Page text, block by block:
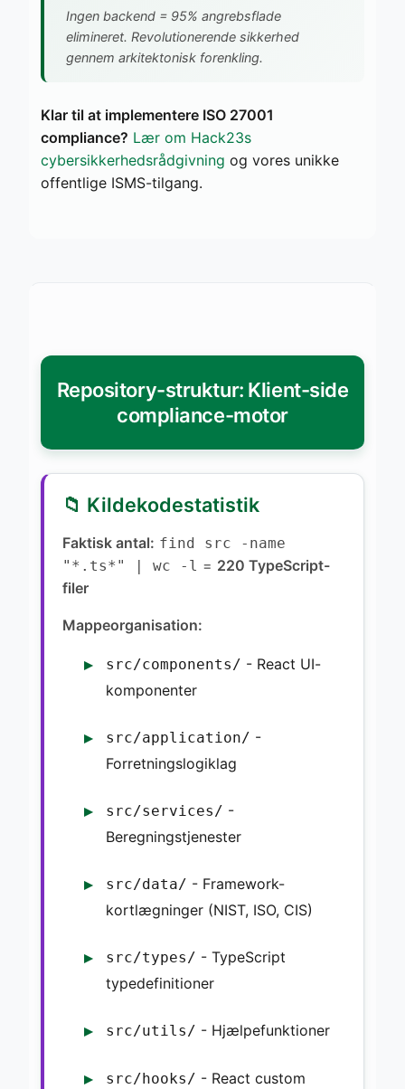
Ingen backend = 95% angrebsflade
elimineret. Revolutionerende sikkerhed
gennem arkitektonisk forenkling.
Klar til at implementere ISO 27001
compliance? Lær om Hack23s
cybersikkerhedsrådgivning og vores unikke
offentlige ISMS-tilgang.
Repository-struktur: Klient-side
compliance-motor
📁 Kildekodestatistik
Faktisk antal: find src -name
"*.ts*" | wc -l = 220 TypeScript-
filer
Mappeorganisation:
src/components/ - React UI-
komponenter
src/application/ -
Forretningslogiklag
src/services/ -
Beregningstjenester
src/data/ - Framework-
kortlægninger (NIST, ISO, CIS)
src/types/ - TypeScript
typedefinitioner
src/utils/ - Hjælpefunktioner
src/hooks/ - React custom